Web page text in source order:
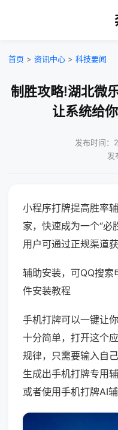
首页 > 资讯中心 > 科技要闻
制胜攻略!湖北微
让系统给
发布时间
发
小程序打牌提高胜率
家，快速成为一个“必
用户可通过正规渠道获
辅助安装，可QQ搜
件安装教程
手机打牌可以一键让
十分简单，打开这个
规律，只需要输入自
生成出手机打牌专用
或者使用手机打牌AI